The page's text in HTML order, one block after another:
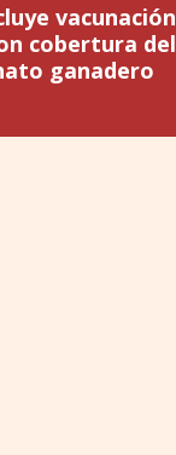
vacunación
cobertura del
ganadero